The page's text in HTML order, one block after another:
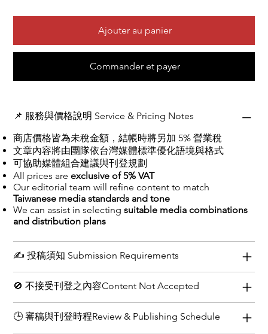
Ajouter au panier
Commander et payer
📌 服務與價格說明 Service & Pricing Notes
​​​​​​商店價格皆為未稅金額，結帳時將另加 5% 營業稅
文章內容將由團隊依台灣媒體標準優化語境與格式
可協助媒體組合建議與刊登規劃
All prices areexclusive of 5% VAT
Our editorial team will refine content to match
Taiwanese media standards and tone
We can assist in selectingsuitable media combinations
and distribution plans
✍️ 投稿須知 Submission Requirements
🚫 不接受刊登之內容Content Not Accepted
🕒 審稿與刊登時程Review & Publishing Schedule